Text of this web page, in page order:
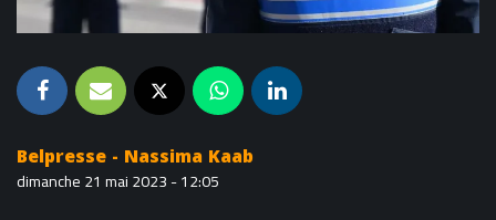
Belpresse - Nassima Kaab
dimanche 21 mai 2023 - 12:05